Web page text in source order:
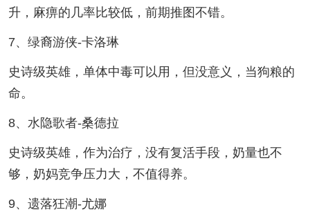
升，麻痹的几率比较低，前期推图不错。
7、绿裔游侠-卡洛琳
史诗级英雄，单体中毒可以用，但没意义，当狗粮的
命。
8、水隐歌者-桑德拉
史诗级英雄，作为治疗，没有复活手段，奶量也不
够，奶妈竞争压力大，不值得养。
9、遗落狂潮-尤娜